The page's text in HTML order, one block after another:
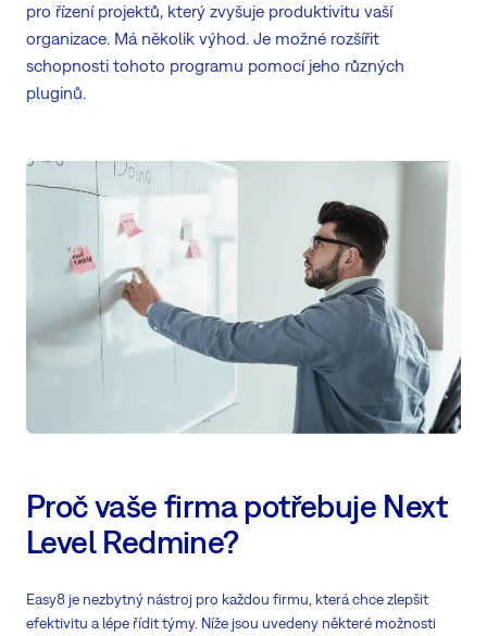
pro řízení projektů, který zvyšuje produktivitu vaší
organizace. Má několik výhod. Je možné rozšířit
schopnosti tohoto programu pomocí jeho různých
pluginů.
Proč vaše firma potřebuje Next
Level Redmine?
Easy8 je nezbytný nástroj pro každou firmu, která chce zlepšit
efektivitu a lépe řídit týmy. Níže jsou uvedeny některé možnosti